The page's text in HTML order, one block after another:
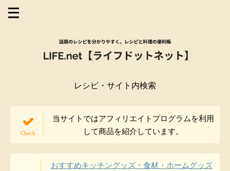
レシピ・サイト内検索
当サイトではアフィリエイトプログラムを利用
して商品を紹介しています。
おすすめキッチングッズ・食材・ホームグッズ